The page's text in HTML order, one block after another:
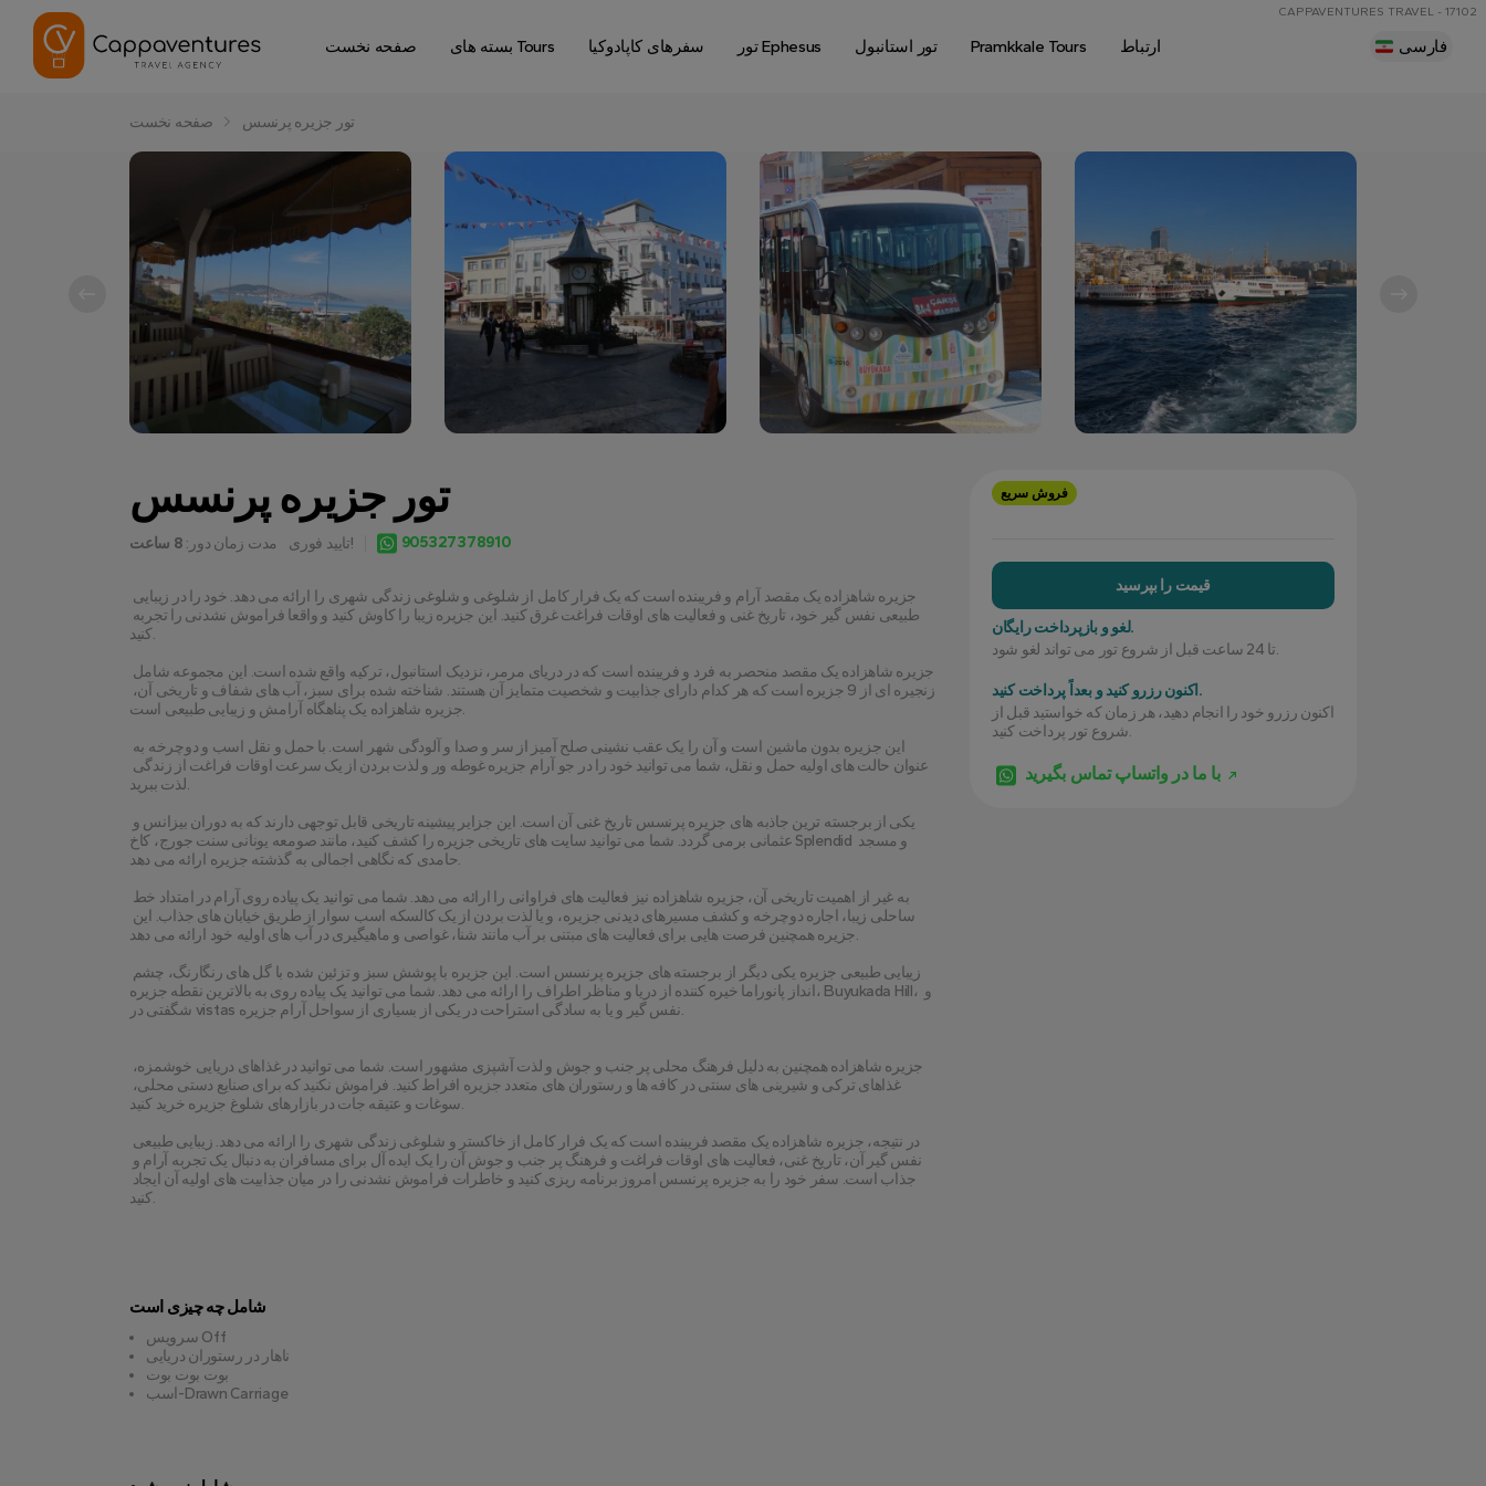
CAPPAVENTURES TRAVEL - 17102
صفحه نخست بسته های Tours سفرهای کاپادوکیا تور Ephesus تور استانبول Pramkkale Tours ارتباط فارسی
صفحه نخست تور جزیره پرنسس
تور جزیره پرنسس
مدت زمان دور: 8 ساعت تایید فوری! 905327378910
کنید.
جزیره شاهزاده یک پناهگاه آرامش و زیبایی طبیعی است.
لذت ببرید.
عثمانی برمی گردد. شما می توانید سایت های تاریخی جزیره را کشف کنید، مانند صومعه یونانی سنت جورج، کاخ Splendid و مسجد
حامدی که نگاهی اجمالی به گذشته جزیره ارائه می دهد.
جزیره همچنین فرصت هایی برای فعالیت های مبتنی بر آب مانند شنا، غواصی و ماهیگیری در آب های اولیه خود ارائه می دهد.
انداز پانوراما خیره کننده از دریا و مناظر اطراف را ارائه می دهد. شما می توانید یک پیاده روی به بالاترین نقطه جزیره، Buyukada Hill، و
شگفتی در vistas نفس گیر و یا به سادگی استراحت در یکی از بسیاری از سواحل آرام جزیره.
سوغات و عتیقه جات در بازارهای شلوغ جزیره خرید کنید.
کنید.
شامل چه چیزی است
سرویس Off
ناهار در رستوران دریایی
بوت بوت بوت
اسب-Drawn Carriage
فروش سریع
قیمت را بپرسید
لغو و بازپرداخت رایگان.
تا 24 ساعت قبل از شروع تور می تواند لغو شود.
اکنون رزرو کنید و بعداً پرداخت کنید.
اکنون رزرو خود را انجام دهید، هر زمان که خواستید قبل از
شروع تور پرداخت کنید.
با ما در واتساپ تماس بگیرید